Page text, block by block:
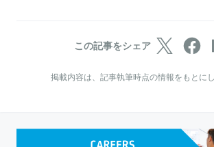
この記事をシェア
掲載内容は、記事執筆時点の情報をもとにし